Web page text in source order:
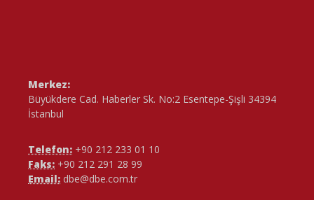
Merkez:
Büyükdere Cad. Haberler Sk. No:2 Esentepe-Şişli 34394
İstanbul
Telefon: +90 212 233 01 10
Faks: +90 212 291 28 99
Email: dbe@dbe.com.tr